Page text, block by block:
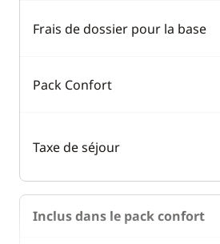
Frais de dossier pour la base
Pack Confort
Taxe de séjour
Inclus dans le pack confort